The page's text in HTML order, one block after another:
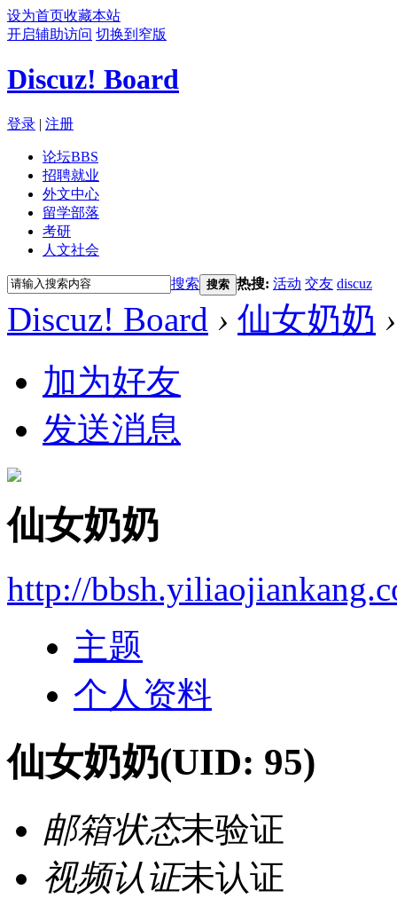
设为首页收藏本站
开启辅助访问 切换到窄版
Discuz! Board
登录 | 注册
论坛BBS
招聘就业
外文中心
留学部落
考研
人文社会
搜索 搜索 热搜: 活动 交友 discuz
Discuz! Board › 仙女奶奶 ›
加为好友
发送消息
仙女奶奶
http://
主题
个人资料
仙女奶奶(UID: 95)
邮箱状态未验证
视频认证未认证